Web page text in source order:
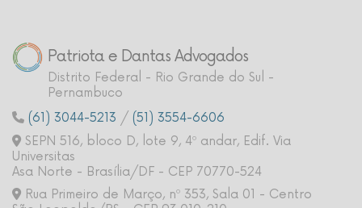
Patriota e Dantas Advogados
Distrito Federal - Rio Grande do Sul -
Pernambuco
(61) 3044-5213 / (51) 3554-6606
SEPN 516, bloco D, lote 9, 4º andar, Edif. Via
Universitas
Asa Norte - Brasília/DF - CEP 70770-524
Rua Primeiro de Março, nº 353, Sala 01 - Centro